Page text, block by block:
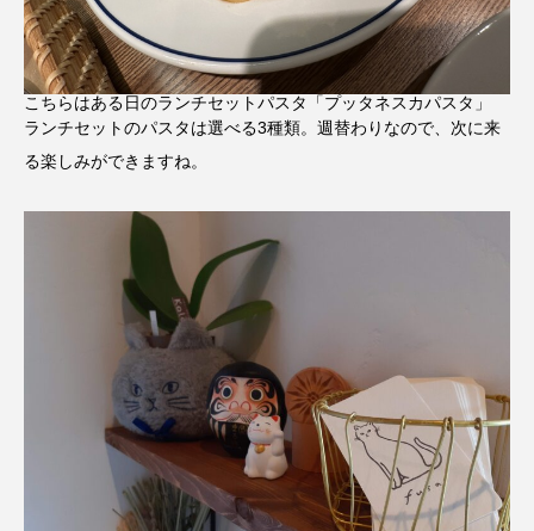
こちらはある日のランチセットパスタ「プッタネスカパスタ」
ランチセットのパスタは選べる3種類。週替わりなので、次に来
る楽しみができますね。